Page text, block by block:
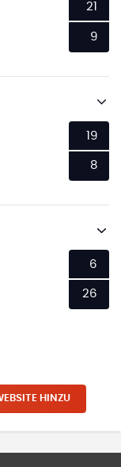
21
9
19
8
6
26
HINZU